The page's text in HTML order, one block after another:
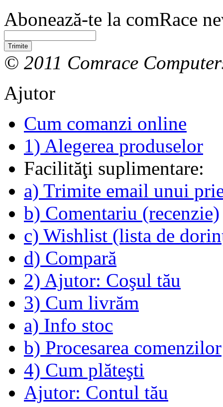
Abonează-te la comRace
Trimite
© 2011 Comrace
Ajutor
Cum comanzi online
1) Alegerea produselor
Facilităţi suplimentare:
a) Trimite email unui
b) Comentariu (recenzie)
c) Wishlist (lista de
d) Compară
2) Ajutor: Coşul tău
3) Cum livrăm
a) Info stoc
b) Procesarea comenzilor
4) Cum plăteşti
Ajutor: Contul tău